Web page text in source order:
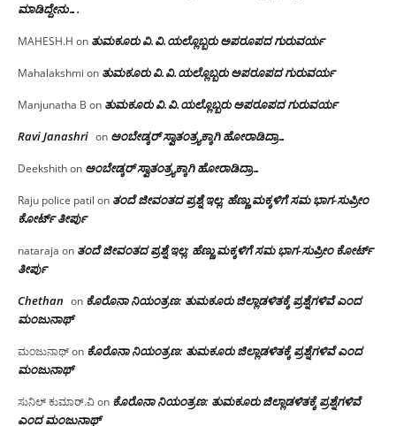
ಮಾಡಿದ್ದೇನು….
MAHESH.H on ತುಮಕೂರು‌ ವಿ.ವಿ.ಯಲ್ಲೊಬ್ಬರು ಅಪರೂಪದ ಗುರುವರ್ಯ
Mahalakshmi on ತುಮಕೂರು‌ ವಿ.ವಿ.ಯಲ್ಲೊಬ್ಬರು ಅಪರೂಪದ ಗುರುವರ್ಯ
Manjunatha B on ತುಮಕೂರು‌ ವಿ.ವಿ.ಯಲ್ಲೊಬ್ಬರು ಅಪರೂಪದ ಗುರುವರ್ಯ
Ravi Janashri on ಅಂಬೇಡ್ಕರ್ ಸ್ವಾತಂತ್ರ್ಯಕ್ಕಾಗಿ ಹೋರಾಡಿದ್ರಾ…
Deekshithon ಅಂಬೇಡ್ಕರ್ ಸ್ವಾತಂತ್ರ್ಯಕ್ಕಾಗಿ ಹೋರಾಡಿದ್ರಾ…
Raju police patil on ತಂದೆ ಜೀವಂತದ ಪ್ರಶ್ನೆ ಇಲ್ಲ: ಹೆಣ್ಣು ಮಕ್ಕಳಿಗೆ ಸಮ ಭಾಗ-ಸುಪ್ರೀಂ
ಕೋರ್ಟ್ ತೀರ್ಪು
nataraja on ತಂದೆ ಜೀವಂತದ ಪ್ರಶ್ನೆ ಇಲ್ಲ: ಹೆಣ್ಣು ಮಕ್ಕಳಿಗೆ ಸಮ ಭಾಗ-ಸುಪ್ರೀಂ ಕೋರ್ಟ್
ತೀರ್ಪು
Chethan on ಕೊರೊನಾ ನಿಯಂತ್ರಣ: ತುಮಕೂರು ಜಿಲ್ಲಾಡಳಿತಕ್ಕೆ ಪ್ರಶ್ನೆಗಳಿವೆ ಎಂದ
ಮಂಜು‌ನಾಥ್
ಮಂಜುನಾಥ್on ಕೊರೊನಾ ನಿಯಂತ್ರಣ: ತುಮಕೂರು ಜಿಲ್ಲಾಡಳಿತಕ್ಕೆ ಪ್ರಶ್ನೆಗಳಿವೆ ಎಂದ
ಮಂಜು‌ನಾಥ್
ಸುನಿಲ್ ಕುಮಾರ್.ವಿon ಕೊರೊನಾ ನಿಯಂತ್ರಣ: ತುಮಕೂರು ಜಿಲ್ಲಾಡಳಿತಕ್ಕೆ ಪ್ರಶ್ನೆಗಳಿವೆ
ಎಂದ ಮಂಜು‌ನಾಥ್